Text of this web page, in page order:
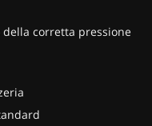
corretta pressione